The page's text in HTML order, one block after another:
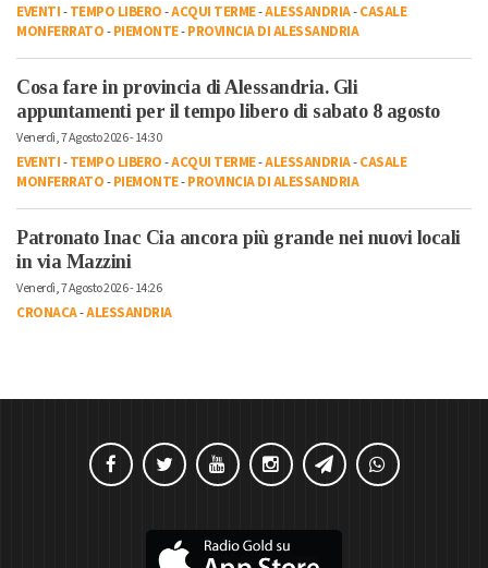
EVENTI-TEMPO LIBERO-ACQUI TERME-ALESSANDRIA-CASALE
MONFERRATO-PIEMONTE-PROVINCIA DI ALESSANDRIA
Cosa fare in provincia di Alessandria. Gli
appuntamenti per il tempo libero di sabato 8 agosto
Venerdì, 7 Agosto 2026 - 14:30
EVENTI-TEMPO LIBERO-ACQUI TERME-ALESSANDRIA-CASALE
MONFERRATO-PIEMONTE-PROVINCIA DI ALESSANDRIA
Patronato Inac Cia ancora più grande nei nuovi locali
in via Mazzini
Venerdì, 7 Agosto 2026 - 14:26
CRONACA-ALESSANDRIA